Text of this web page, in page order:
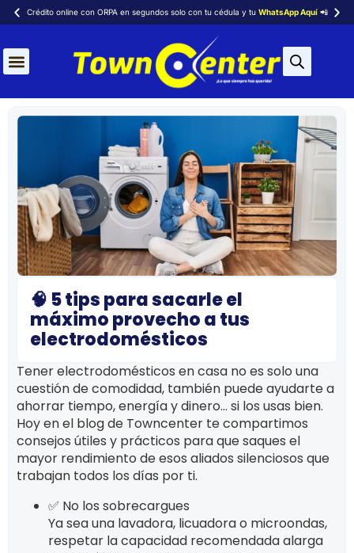
Crédito online con ORPA en segundos solo con tu cédula y tu WhatsApp Aquí📲
🧠 5 tips para sacarle el
máximo provecho a tus
electrodomésticos
Tener electrodomésticos en casa no es solo una
cuestión de comodidad, también puede ayudarte a
ahorrar tiempo, energía y dinero… si los usas bien.
Hoy en el blog de Towncenter te compartimos
consejos útiles y prácticos para que saques el
mayor rendimiento de esos aliados silenciosos que
trabajan todos los días por ti.
✅ No los sobrecargues
Ya sea una lavadora, licuadora o microondas,
respetar la capacidad recomendada alarga